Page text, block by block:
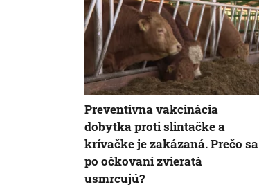
Preventívna vakcinácia
dobytka proti slintačke a
krívačke je zakázaná. Prečo sa
po očkovaní zvieratá
usmrcujú?